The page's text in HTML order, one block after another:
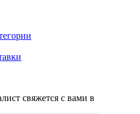
свяжется с вами в